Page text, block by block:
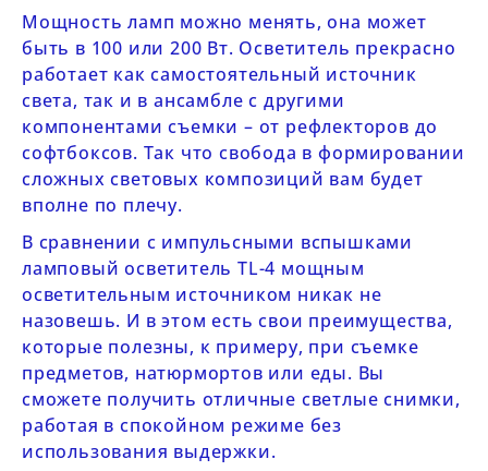
Мощность ламп можно менять, она может
быть в 100 или 200 Вт. Осветитель прекрасно
работает как самостоятельный источник
света, так и в ансамбле с другими
компонентами съемки – от рефлекторов до
софтбоксов. Так что свобода в формировании
сложных световых композиций вам будет
вполне по плечу.
В сравнении с импульсными вспышками
ламповый осветительTL-4 мощным
осветительным источником никак не
назовешь. И в этом есть свои преимущества,
которые полезны, к примеру, при съемке
предметов, натюрмортов или еды. Вы
сможете получить отличные светлые снимки,
работая в спокойном режиме без
использования выдержки.